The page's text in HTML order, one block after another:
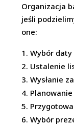
Organizacja
jeśli
one:
Wybór
Ustalenie
Wysłanie
Wybór